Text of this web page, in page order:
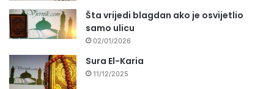
Šta vrijedi blagdan ako je osvijetlio
samo ulicu
02/01/2026
Sura El-Karia
11/12/2025